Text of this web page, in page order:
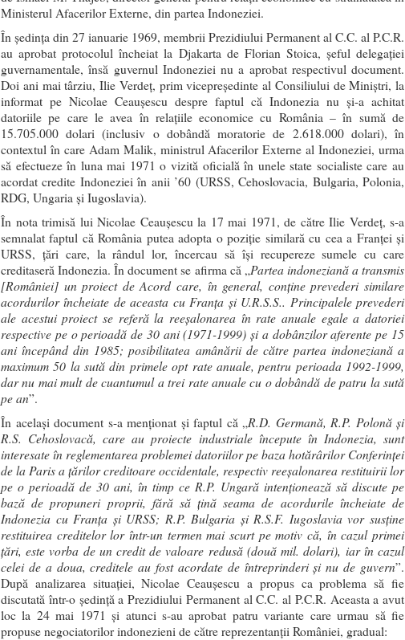
Ministerul Afacerilor Externe, din partea Indoneziei.
În şedinţa din 27 ianuarie 1969, membrii Prezidiului Permanent al C.C. al P.C.R.
au aprobat protocolul încheiat la Djakarta de Florian Stoica, şeful delegaţiei
guvernamentale, însă guvernul Indoneziei nu a aprobat respectivul document.
Doi ani mai târziu, Ilie Verdeţ, prim vicepreşedinte al Consiliului de Miniştri, la
informat pe Nicolae Ceauşescu despre faptul că Indonezia nu şi-a achitat
datoriile pe care le avea în relaţiile economice cu România – în sumă de
15.705.000 dolari (inclusiv o dobândă moratorie de 2.618.000 dolari), în
contextul în care Adam Malik, ministrul Afacerilor Externe al Indoneziei, urma
să efectueze în luna mai 1971 o vizită oficială în unele state socialiste care au
acordat credite Indoneziei în anii ’60 (URSS, Cehoslovacia, Bulgaria, Polonia,
RDG, Ungaria şi Iugoslavia).
În nota trimisă lui Nicolae Ceauşescu la 17 mai 1971, de către Ilie Verdeţ, s-a
semnalat faptul că România putea adopta o poziţie similară cu cea a Franţei şi
URSS, ţări care, la rândul lor, încercau să îşi recupereze sumele cu care
creditaseră Indonezia. În document se afirma că „Partea indoneziană a transmis
[României] un proiect de Acord care, în general, conţine prevederi similare
acordurilor încheiate de aceasta cu Franţa şi U.R.S.S.. Principalele prevederi
ale acestui proiect se referă la reeşalonarea în rate anuale egale a datoriei
respective pe o perioadă de 30 ani (1971-1999) şi a dobânzilor aferente pe 15
ani începând din 1985; posibilitatea amânării de către partea indoneziană a
maximum 50 la sută din primele opt rate anuale, pentru perioada 1992-1999,
dar nu mai mult de cuantumul a trei rate anuale cu o dobândă de patru la sută
pe an”.
În acelaşi document s-a menţionat şi faptul că „R.D. Germană, R.P. Polonă şi
R.S. Cehoslovacă, care au proiecte industriale începute în Indonezia, sunt
interesate în reglementarea problemei datoriilor pe baza hotărârilor Conferinţei
de la Paris a ţărilor creditoare occidentale, respectiv reeşalonarea restituirii lor
pe o perioadă de 30 ani, în timp ce R.P. Ungară intenţionează să discute pe
bază de propuneri proprii, fără să ţină seama de acordurile încheiate de
Indonezia cu Franţa şi URSS; R.P. Bulgaria şi R.S.F. Iugoslavia vor susţine
restituirea creditelor lor într-un termen mai scurt pe motiv că, în cazul primei
ţări, este vorba de un credit de valoare redusă (două mil. dolari), iar în cazul
celei de a doua, creditele au fost acordate de întreprinderi şi nu de guvern”.
După analizarea situaţiei, Nicolae Ceauşescu a propus ca problema să fie
discutată într-o şedinţă a Prezidiului Permanent al C.C. al P.C.R. Aceasta a avut
loc la 24 mai 1971 şi atunci s-au aprobat patru variante care urmau să fie
propuse negociatorilor indonezieni de către reprezentanţii României, gradual: